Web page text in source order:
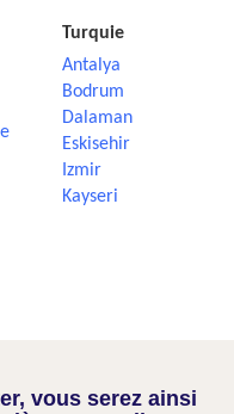
Turquie
Antalya
Bodrum
Dalaman
Eskisehir
Izmir
Kayseri
vous serez ainsi